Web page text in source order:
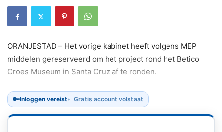
ORANJESTAD – Het vorige kabinet heeft volgens MEP
middelen gereserveerd om het project rond het Betico
Croes Museum in Santa Cruz af te ronden.
🔑Inloggen vereist Gratis account volstaat